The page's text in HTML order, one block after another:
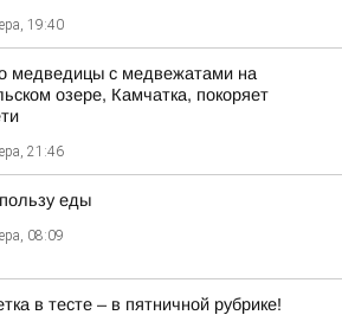
19:40
медведицы с медвежатами на
озере, Камчатка, покоряет
21:46
еды
08:09
в тесте – в пятничной рубрике!